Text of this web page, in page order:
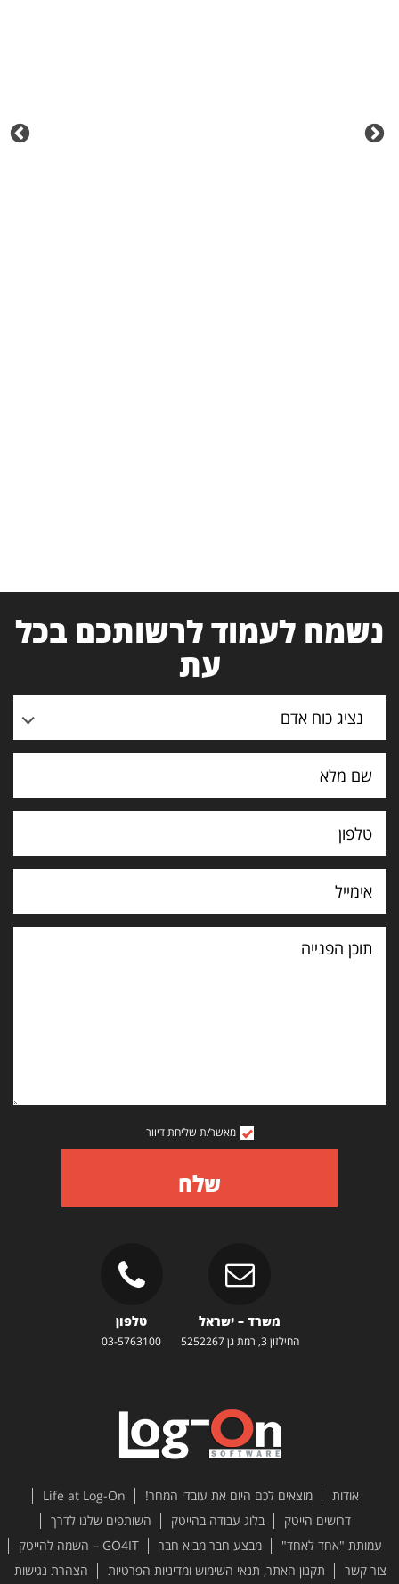
נשמח לעמוד לרשותכם בכל
עת
נציג כוח אדם
תוכן
הפנייה
מאשר/ת שליחת דיוור
שלח
משרד – ישראל
החילזון 3, רמת גן 5252267
טלפון
03-5763100
אודות מוצאים לכם היום את עובדי המחר!
Life at Log-On
דרושים הייטק
בלוג עבודה בהייטק
השותפים שלנו לדרך
עמותת "אחד לאחד"
מבצע חבר מביא חבר
GO4IT – השמה להייטק
צור קשר
תקנון האתר, תנאי השימוש ומדיניות הפרטיות הצהרת נגישות